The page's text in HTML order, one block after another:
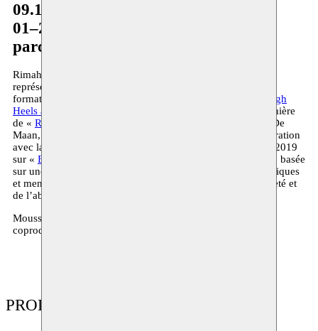
09.10.2017–06.01.2018
01–28.03.2020
parcours à long terme
Rimah Jabr a étudié au RITS à Bruxelles. Après des
représentations remarquées réalisées dans le cadre de sa
formation, elle a écrit et dirigé la production Moussem
« High
Heels and Stuffed Zucchini »
. 2017 a été l’année de la première
de « Raya
», une coproduction de Moussem, Het Paleis et De
Maan, basée sur son premier texte jeune public. En collaboration
avec la plasticienne Dareen Abbas, elle travaille à partir de 2019
sur « Broken Shapes
», un spectacle documentaire et fictive basée
sur une enquête sur l’expérience de différents espaces physiques
et mentaux. Son travail se caractérise par une étrange légèreté et
de l’absurdité, l’humour lui servant d’arme.
Moussem soutient le trajectoire de Rimah Jabr par des
coproductions et des résidences.
PRODUCTIONS